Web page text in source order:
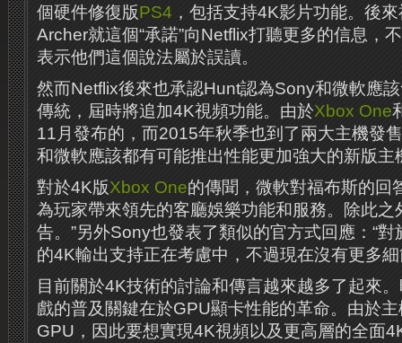
個硬件修復版PS4 ，包括支持4K影片功能。後
Archer就這個“承諾”向Netflix打聽更多的信息，
表示他們這個說法屬於誤讀​​。
然而Netflix後來也承認Hunt認為Sony和微軟應該
傳統，屆時將追加4K視頻功能。由於Xbox One
11月發布的，而2015年秋季也到了兩大主機發
和微軟應該都有可能推出性能更加強大的新版主
對於4K版Xbox One的傳聞，微軟對福布斯的回
為玩家帶來領先的客廳娛樂功能和服務。除此之
告。”另外Sony也發表了類似的官方式回應：“
的4K輸出支持正在考慮中，不過現在沒有更多細
目前關於4K技術的討論和傳言越來越多了起來
戲的普及關鍵在於GPU顯卡性能的革命。由於
GPU，因此要想實現4K視頻以及更高層的全面